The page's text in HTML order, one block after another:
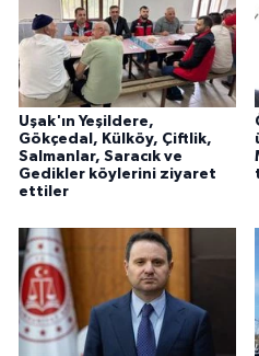
Uşak'ın Yeşildere,
Gökçedal, Külköy, Çiftlik,
Salmanlar, Saracık ve
Gedikler köylerini ziyaret
ettiler